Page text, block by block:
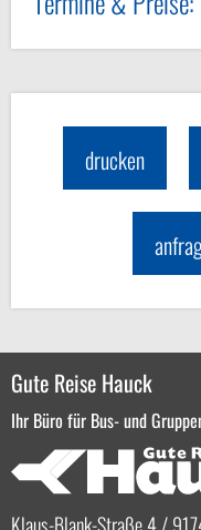
drucken
Gute Reise Hauck
Ihr Büro für Bus- und
Klaus-Blank-Straße 4 /